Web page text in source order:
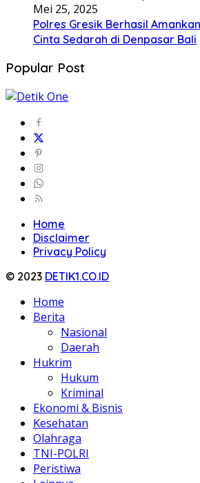
Mei 25, 2025
Polres Gresik Berhasil
Cinta Sedarah di Denpasar Bali
Popular Post
Home
Disclaimer
Privacy Policy
© 2023 DETIK1.CO.ID
Home
Berita
Nasional
Daerah
Hukrim
Hukum
Kriminal
Ekonomi & Bisnis
Kesehatan
Olahraga
TNI-POLRI
Peristiwa